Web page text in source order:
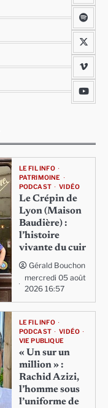
LE FIL INFO
PATRIMOINE
PODCAST
VIDÉO
Le Crépin de
Lyon (Maison
Baudière) :
l’histoire
vivante du cuir
Gérald Bouchon
mercredi 05 août
2026 16:57
LE FIL INFO
PODCAST
VIDÉO
VIE PUBLIQUE
« Un sur un
million » :
Rachid Azizi,
l’homme sous
l’uniforme de